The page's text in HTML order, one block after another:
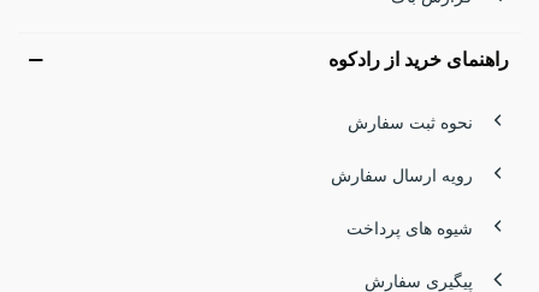
راهنمای خرید از رادکوه
نحوه ثبت سفارش
رویه ارسال سفارش
شیوه های پرداخت
پیگیری سفارش